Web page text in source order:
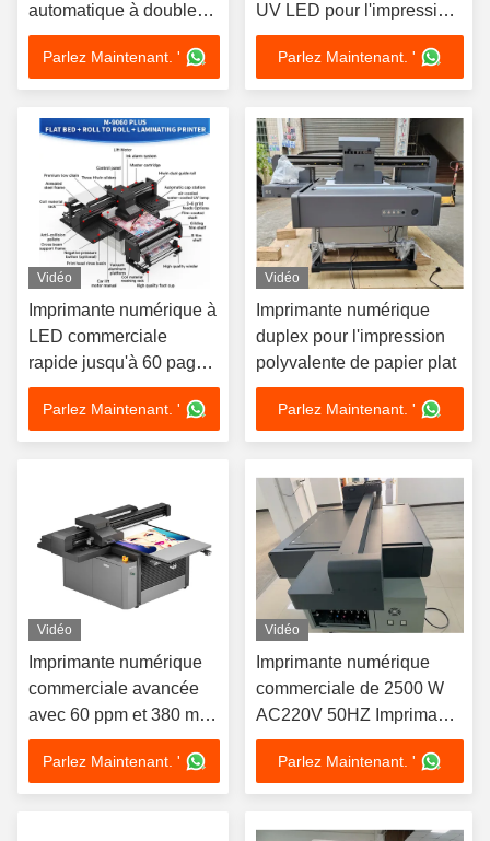
automatique à double
face de 2500W pour
plusieurs supports
Parlez Maintenant. '
UV LED pour l'impression
TIFF/JPG/EPS/PDF/BMP
Parlez Maintenant. '
Vidéo
Imprimante numérique à
LED commerciale
rapide jusqu'à 60 pages
par minute et compatible
avec Windows Mac
Parlez Maintenant. '
Vidéo
Imprimante numérique
duplex pour l'impression
polyvalente de papier plat
Parlez Maintenant. '
Vidéo
Imprimante numérique
commerciale avancée
avec 60 ppm et 380 mm
d'ascenseur de
plateforme d'impression
Parlez Maintenant. '
Vidéo
Imprimante numérique
commerciale de 2500 W
AC220V 50HZ Imprimante
numérique professionnelle
Parlez Maintenant. '